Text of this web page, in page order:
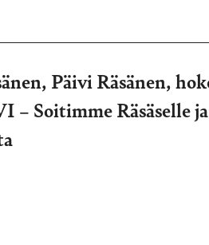
Päivi Räsänen,
– Soitimme Räsäselle